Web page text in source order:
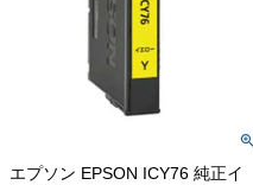
エプソン EPSON ICY76 純正イ